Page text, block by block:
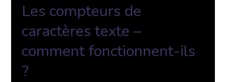
Les compteurs de
caractères texte –
comment fonctionnent-ils
?